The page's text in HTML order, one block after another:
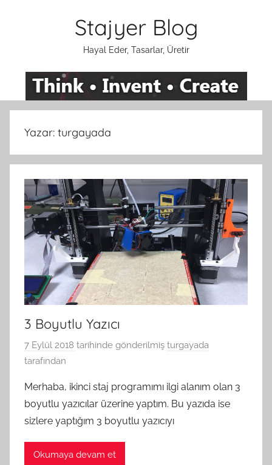
Stajyer Blog
Hayal Eder, Tasarlar, Üretir
Yazar: turgayada
3 Boyutlu Yazıcı
7 Eylül 2018 tarihinde gönderilmiş turgayada
tarafından
Merhaba, ikinci staj programımı ilgi alanım olan 3
boyutlu yazıcılar üzerine yaptım. Bu yazıda ise
sizlere yaptığım 3 boyutlu yazıcıyı
Okumaya devam et